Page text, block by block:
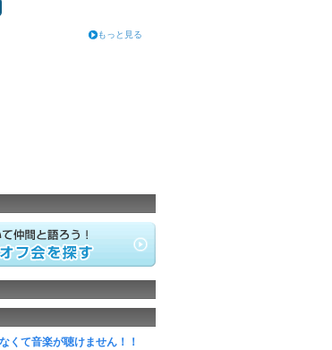
もっと見る
くて音楽が聴けません！！